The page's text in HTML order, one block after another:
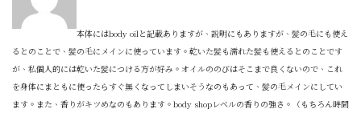
本体にはbody oilと記載ありますが、説明にもありますが、髪の毛にも使え
るとのことで、髪の毛にメインに使っています。乾いた髪も濡れた髪も使えるとのことです
が、私個人的には乾いた髪につける方が好み。オイルののびはそこまで良くないので、これ
を身体にまともに使ったらすぐ無くなってしまいそうなのもあって、髪の毛メインにしてい
ます。また、香りがキツめなのもあります。body shopレベルの香りの強さ。（もちろん時間